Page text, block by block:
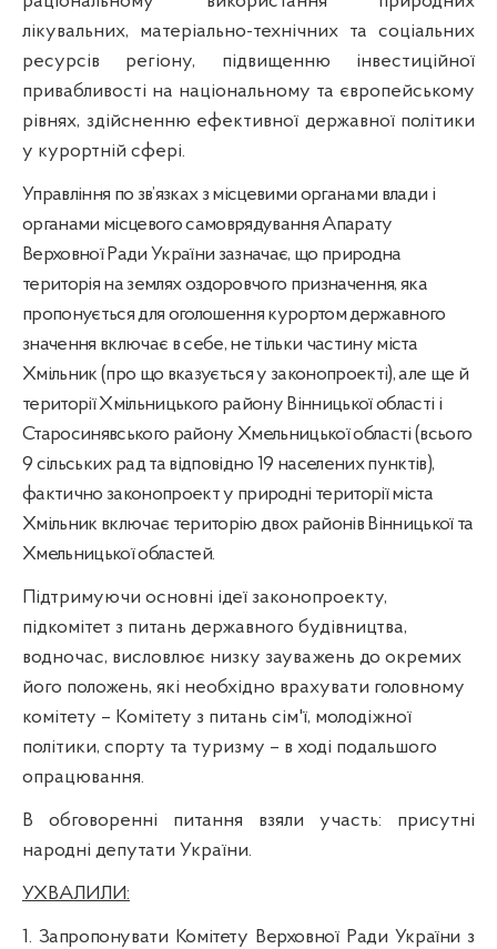
лікувальних, матеріально-технічних та соціальних
ресурсів регіону, підвищенню інвестиційної
привабливості на національному та європейському
рівнях, здійсненню ефективної державної політики
у курортній сфері.
Управління по зв’язках з місцевими органами влади і
органами місцевого самоврядування Апарату
Верховної Ради України зазначає, що природна
територія на землях оздоровчого призначення, яка
пропонується для оголошення курортом державного
значення включає в себе, не тільки частину міста
Хмільник (про що вказується у законопроекті), але ще й
території Хмільницького району Вінницької області і
Старосинявського району Хмельницької області (всього
9 сільських рад та відповідно 19 населених пунктів),
фактично законопроект у природні території міста
Хмільник включає територію двох районів Вінницької та
Хмельницької областей.
Підтримуючи основні ідеї законопроекту,
підкомітет з питань державного будівництва,
водночас, висловлює низку зауважень до окремих
його положень, які необхідно врахувати головному
комітету – Комітету з питань сім'ї, молодіжної
політики, спорту та туризму – в ході подальшого
опрацювання.
В обговоренні питання взяли участь: присутні
народні депутати України.
УХВАЛИЛИ:
1. Запропонувати Комітету Верховної Ради України з